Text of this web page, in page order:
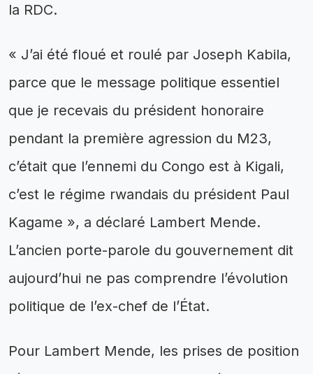
la RDC.
« J’ai été floué et roulé par Joseph Kabila,
parce que le message politique essentiel
que je recevais du président honoraire
pendant la première agression du M23,
c’était que l’ennemi du Congo est à Kigali,
c’est le régime rwandais du président Paul
Kagame », a déclaré Lambert Mende.
L’ancien porte-parole du gouvernement dit
aujourd’hui ne pas comprendre l’évolution
politique de l’ex-chef de l’État.
Pour Lambert Mende, les prises de position